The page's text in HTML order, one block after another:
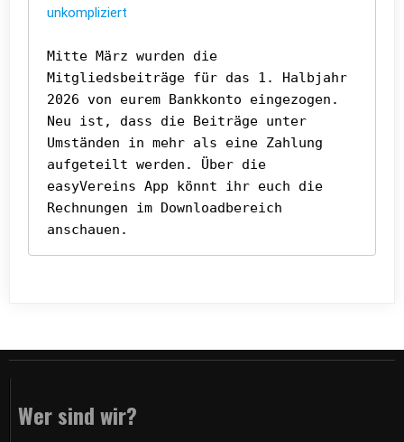
unkompliziert
Mitte März wurden die
Mitgliedsbeiträge für das 1. Halbjahr
2026 von eurem Bankkonto eingezogen.
Neu ist, dass die Beiträge unter
Umständen in mehr als eine Zahlung
aufgeteilt werden. Über die
easyVereins App könnt ihr euch die
Rechnungen im Downloadbereich
anschauen.
Wer sind wir?